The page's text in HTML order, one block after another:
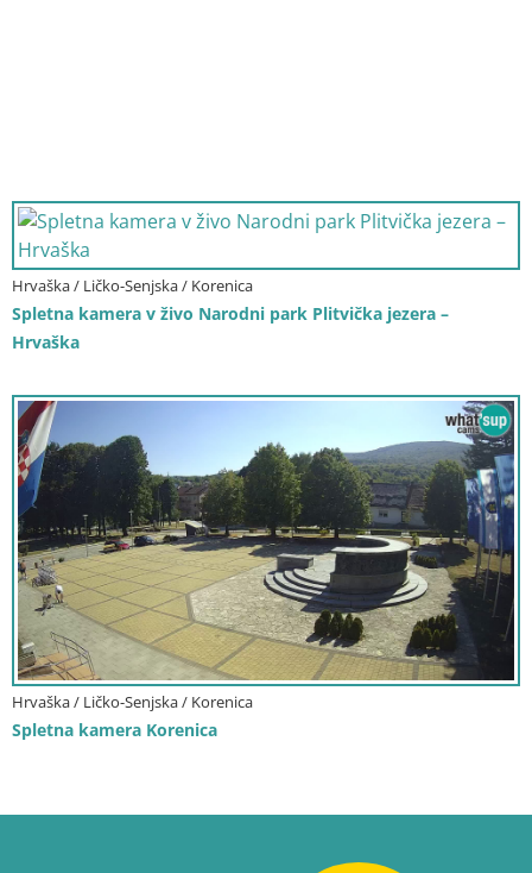
Hrvaška / Ličko-Senjska / Korenica
Spletna kamera v živo Narodni park Plitvička jezera –
Hrvaška
Hrvaška / Ličko-Senjska / Korenica
Spletna kamera Korenica